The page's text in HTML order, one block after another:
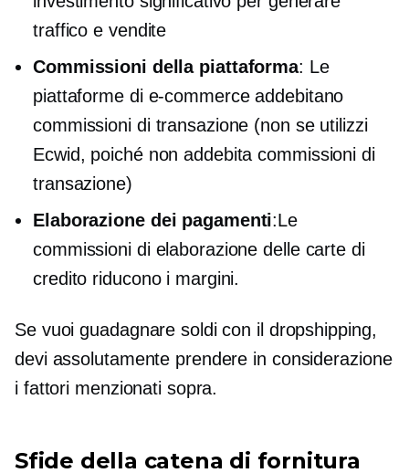
traffico e vendite
Commissioni della piattaforma: Le
piattaforme di e-commerce addebitano
commissioni di transazione (non se utilizzi
Ecwid, poiché non addebita commissioni di
transazione)
Elaborazione dei pagamenti:Le
commissioni di elaborazione delle carte di
credito riducono i margini.
Se vuoi guadagnare soldi con il dropshipping,
devi assolutamente prendere in considerazione
i fattori menzionati sopra.
Sfide della catena di fornitura